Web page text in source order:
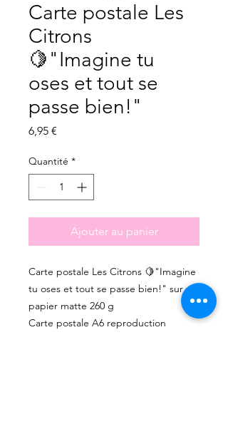
Carte postale Les
Citrons
🍋"Imagine tu
oses et tout se
passe bien!"
6,95 €
Quantité *
Ajouter au panier
Carte postale Les Citrons 🍋"Imagine
tu oses et tout se passe bien!" sur
papier matte 260 g
Carte postale A6 reproduction